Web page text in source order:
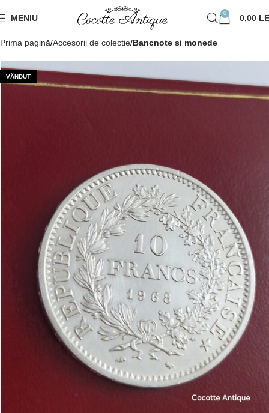
MENIU 0 0,00
Prima pagină Accesorii de colectie Bancnote si monede
VÂNDUT